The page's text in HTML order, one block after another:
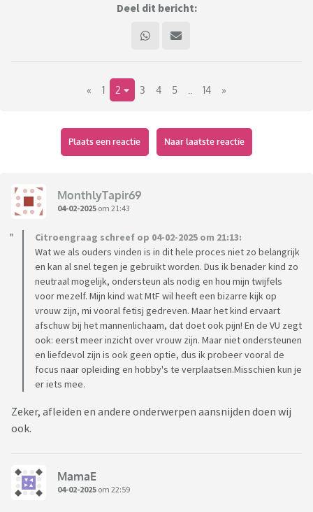
uit de kast kwam als non binair en een paar weken later als
doorverwezen via de huisarts naar de genderpoli en wil
nergens over praten want het is diens reis niet die van ons en
we hebben er maar naar te schikken en we hebben er verder
elke dag ruzie over. Niet omdat wij die ruzie starten
of omdat ie zelf erover begint. De sfeer is niet te harden en
hen loopt om elke scheet weg van huis momenteel. Als iets
hen niet zint. Of als we vragen hebben. Vrij snel is ons kind in
groeien, vrouwen kleding en naamswijziging (voor vrienden)
en voornaamwoorden veranderen (voor vrienden) Ik was net
Kijk onze middelste is gay en we hebben er nooit 1 dag
moeilijk om gedaan of er wat van gevonden. Zowel mijn man
en ik zijn bi voor wat het waard is dit te vermelden. Maar deze
hebben we niet zien aankomen.
Enige context: kind is ass, adhd en hb en is nogal zwart wit en
rigide. Als ik geen man ben dan ben ik vast een vrouw en dat
was dat.
Alles uitgezocht online en via reddit en discourt en andere
communities. Diens bubbel is helemaal queer. En we hebben
een beetje het gevoel (man en ik) dat in diens geval waar je
De illegale weg is al gezocht, de mazen in de wet, de
mogelijkheden van de diagnose genderdysforie kopen, de
Deel dit bericht:
« 1 2 3 4 5 14 »
Plaats een reactie Naar laatste reactie
MonthlyTapir69
04-02-2025 om 21:43
Citroengraag schreef op 04-02-2025 om 21:13:
Wat we als ouders vinden is in dit hele proces niet zo belangrijk
en kan al snel tegen je gebruikt worden. Dus ik benader kind zo
neutraal mogelijk, ondersteun als nodig en hou mijn twijfels
voor mezelf. Mijn kind wat MtF wil heeft een bizarre kijk op
vrouw zijn, mi vooral fetisj gedreven. Maar het kind ervaart
afschuw bij het mannenlichaam, dat doet ook pijn! En de VU zegt
ook: eerst meer inzicht over vrouw zijn. Maar niet ondersteunen
en liefdevol zijn is ook geen optie, dus ik probeer vooral de
focus naar opleiding en hobby's te verplaatsen.Misschien kun je
er iets mee.
Zeker, afleiden en andere onderwerpen aansnijden doen wij
ook.
MamaE
04-02-2025 om 22:59